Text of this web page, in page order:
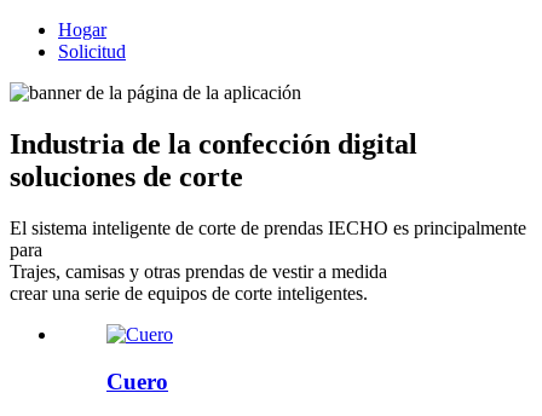
Hogar
Solicitud
Industria de la confección digital
soluciones de corte
El sistema inteligente de corte de prendas IECHO es principalmente
para
Trajes, camisas y otras prendas de vestir a medida
crear una serie de equipos de corte inteligentes.
Cuero